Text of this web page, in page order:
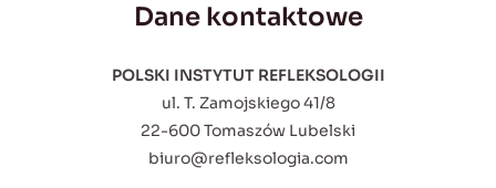
Dane kontaktowe
POLSKI INSTYTUT REFLEKSOLOGII
ul. T. Zamojskiego 41/8
22-600 Tomaszów Lubelski
biuro@refleksologia.com